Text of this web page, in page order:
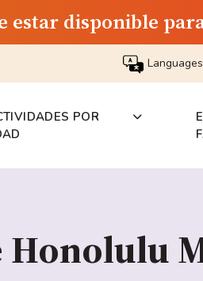
estar disponible
Languages
POR